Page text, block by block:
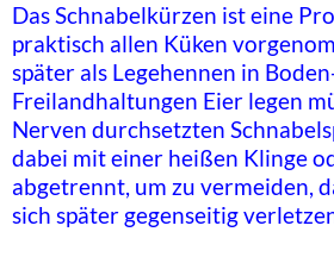
Das Schnabelkürzen ist eine
praktisch allen Küken
später als Legehennen in
Freilandhaltungen Eier legen
Nerven durchsetzten
dabei mit einer heißen Klinge
abgetrennt, um zu vermeiden,
sich später gegenseitig